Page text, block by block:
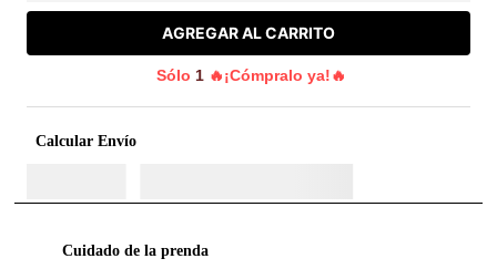
AGREGAR AL CARRITO
Sólo 1🔥¡Cómpralo ya!🔥
Calcular Envío
Cuidado de la prenda